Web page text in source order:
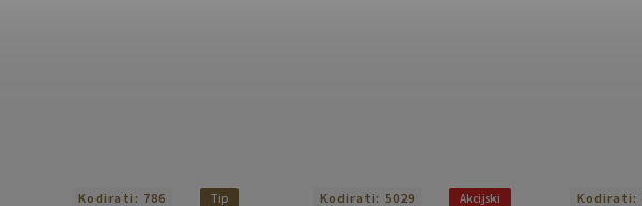
Kodirati: 786 Tip Kodirati: 5029 Akcijski Kodirati: